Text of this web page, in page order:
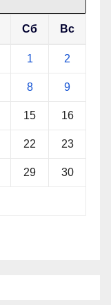
Сб Вс
1 2
8 9
15 16
22 23
29 30